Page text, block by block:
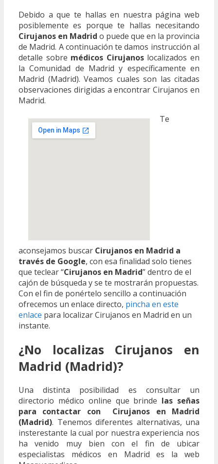
Debido a que te hallas en nuestra página web
posiblemente es porque te hallas necesitando
Cirujanos en Madrid o puede que en la provincia
de Madrid. A continuación te damos instrucción al
detalle sobre médicos Cirujanoslocalizados en
la Comunidad de Madrid y específicamente en
Madrid (Madrid). Veamos cuales son las citadas
observaciones dirigidas a encontrar Cirujanos en
Madrid.
Te
aconsejamos buscar Cirujanos en Madrid a
través de Google, con esa finalidad solo tienes
que teclear “Cirujanos en Madrid” dentro de el
cajón de búsqueda y se te mostrarán propuestas.
Con el fin de ponértelo sencillo a continuación
ofrecemos un enlace directo, pincha en este
enlace para localizar Cirujanos en Madrid en un
instante.
¿No localizas Cirujanos en
Madrid (Madrid)?
Una distinta posibilidad es consultar un
directorio médico online que brinde las señas
para contactar con Cirujanos en Madrid
(Madrid). Tenemos diferentes alternativas, una
insterestante la cual por nuestra experiencia nos
ha venido muy bien con el fin de ubicar
especialistas médicos en Madrid es la web